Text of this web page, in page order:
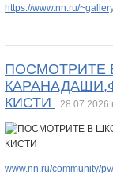
https://www.nn.ru/
ПОСМОТРИТЕ
КИСТИ
28.07.2026
www.nn.ru/community/